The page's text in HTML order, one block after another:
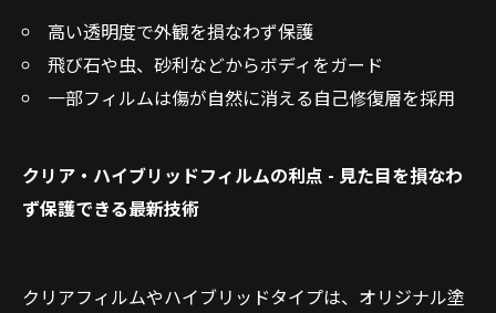
高い透明度で外観を損なわず保護
飛び石や虫、砂利などからボディをガード
一部フィルムは傷が自然に消える自己修復層を採用
クリア・ハイブリッドフィルムの利点 - 見た目を損なわ
ず保護できる最新技術
クリアフィルムやハイブリッドタイプは、オリジナル塗